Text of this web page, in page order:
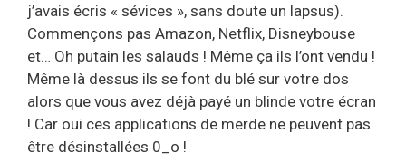
j’avais écris « sévices », sans doute un lapsus).
Commençons pas Amazon, Netflix, Disneybouse
et… Oh putain les salauds ! Même ça ils l’ont vendu !
Même là dessus ils se font du blé sur votre dos
alors que vous avez déjà payé un blinde votre écran
! Car oui ces applications de merde ne peuvent pas
être désinstallées 0_o !